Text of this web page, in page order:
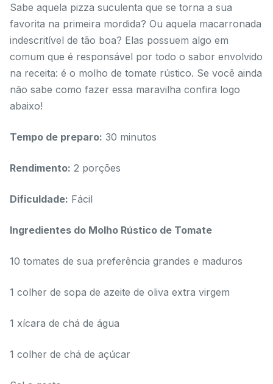
Sabe aquela pizza suculenta que se torna a sua
favorita na primeira mordida? Ou aquela macarronada
indescritível de tão boa? Elas possuem algo em
comum que é responsável por todo o sabor envolvido
na receita: é o molho de tomate rústico. Se você ainda
não sabe como fazer essa maravilha confira logo
abaixo!
Tempo de preparo: 30 minutos
Rendimento: 2 porções
Dificuldade: Fácil
Ingredientes do Molho Rústico de Tomate
10 tomates de sua preferência grandes e maduros
1 colher de sopa de azeite de oliva extra virgem
1 xícara de chá de água
1 colher de chá de açúcar